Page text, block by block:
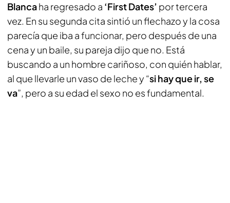
Blancaha regresado a ‘First Dates’ por tercera
vez. En su segunda cita sintió un flechazo y la cosa
parecía que iba a funcionar, pero después de una
cena y un baile, su pareja dijo que no. Está
buscando a un hombre cariñoso, con quién hablar,
al que llevarle un vaso de leche y “si hay que ir, se
va”, pero a su edad el sexo no es fundamental.